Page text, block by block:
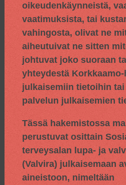
oikeudenkäynneistä,
vaatimuksista, tai
vahingosta, olivat ne
aiheutuivat ne sitten
johtuvat joko suoraan
yhteydestä
julkaisemiin tietoihin
palvelun julkaisemien
Tässä hakemistossa
perustuvat osittain
terveysalan lupa- ja
(Valvira) julkaisemaan
aineistoon, nimeltään